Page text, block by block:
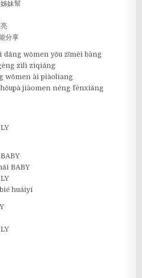
妹幫
分享
dǎng wǒmen yǒu zǐmèi bāng
zìlì zìqiáng
wǒmen ài piàoliang
jiāomen néng fēnxiǎng
BABY
huáiyí